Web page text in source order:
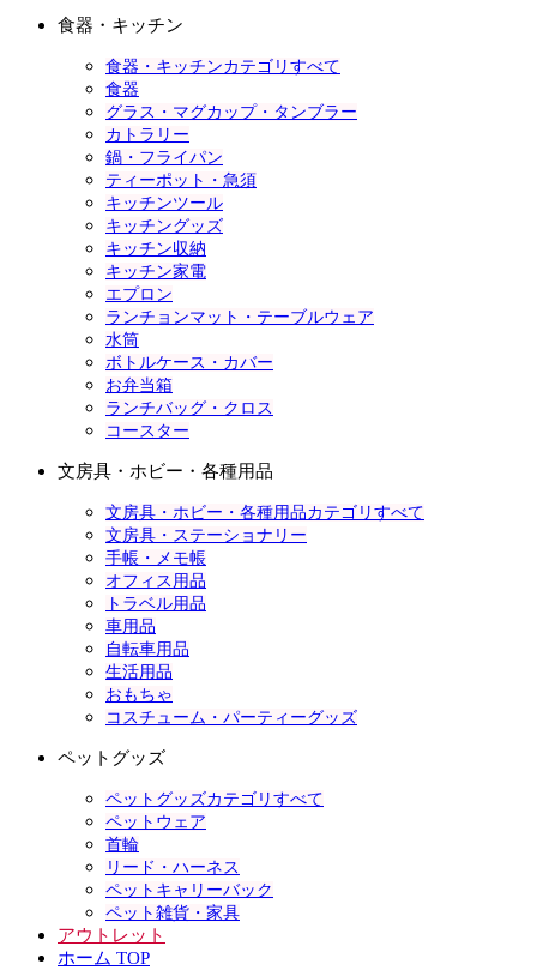
食器・キッチン
食器・キッチンカテゴリすべて
食器
グラス・マグカップ・タンブラー
カトラリー
鍋・フライパン
ティーポット・急須
キッチンツール
キッチングッズ
キッチン収納
キッチン家電
エプロン
ランチョンマット・テーブルウェア
水筒
ボトルケース・カバー
お弁当箱
ランチバッグ・クロス
コースター
文房具・ホビー・各種用品
文房具・ホビー・各種用品カテゴリすべて
文房具・ステーショナリー
手帳・メモ帳
オフィス用品
トラベル用品
車用品
自転車用品
生活用品
おもちゃ
コスチューム・パーティーグッズ
ペットグッズ
ペットグッズカテゴリすべて
ペットウェア
首輪
リード・ハーネス
ペットキャリーバック
ペット雑貨・家具
アウトレット
ホーム TOP